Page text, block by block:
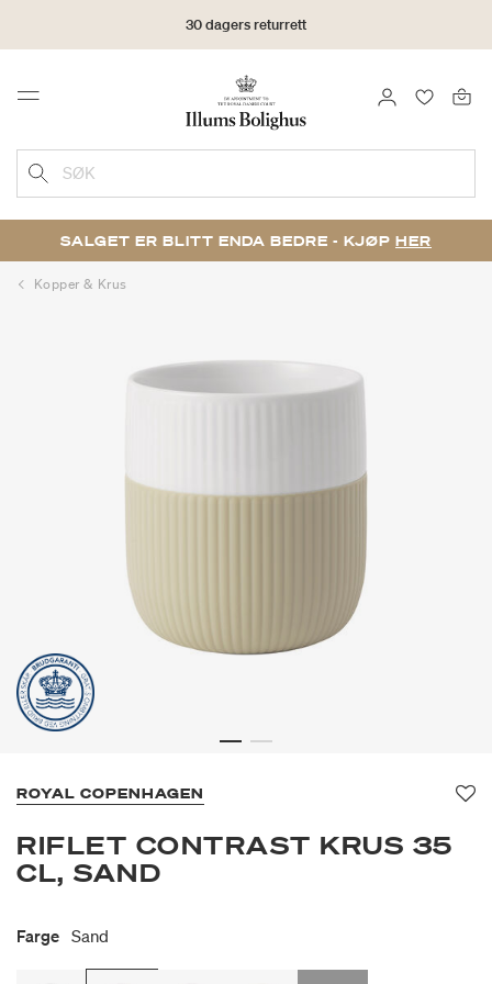
30 dagers returrett
Menu LOGG INN
SØK
SALGET ER BLITT ENDA BEDRE - KJØP HER
Kopper & Krus
ROYAL COPENHAGEN
RIFLET CONTRAST KRUS 35
CL, SAND
Farge Sand